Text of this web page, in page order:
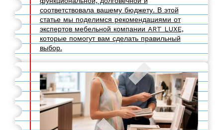
соответствовала вашему бюджету. В этой
статье мы поделимся рекомендациями от
экспертов мебельной компании ART LUXE,
которые помогут вам сделать правильный
выбор.